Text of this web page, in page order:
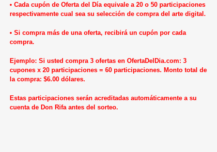
• Cada cupón de Oferta del Día equivale a 20 o 50 participaciones
respectivamente cual sea su selección de compra del arte digital.
• Si compra más de una oferta, recibirá un cupón por cada
compra.
Ejemplo: Si usted compra 3 ofertas en OfertaDelDia.com: 3
cupones x 20 participaciones = 60 participaciones. Monto total de
la compra: $6.00 dólares.
Estas participaciones serán acreditadas automáticamente a su
cuenta de Don Rifa antes del sorteo.